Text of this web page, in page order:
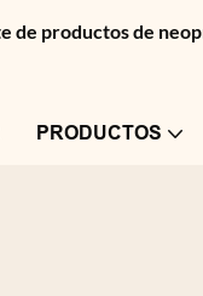
de productos de
PRODUCTOS